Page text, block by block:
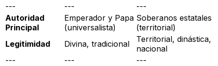
---
---
---
Autoridad
Principal
Emperador y Papa
(universalista)
Soberanos estatales
(territorial)
Legitimidad
Divina, tradicional
Territorial, dinástica,
nacional
---
--- ---